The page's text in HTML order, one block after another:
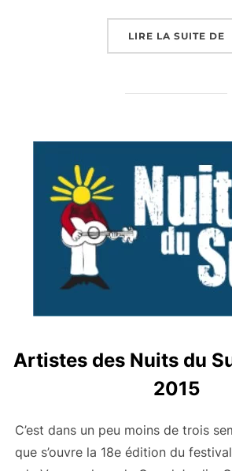
LIRE LA SUITE DE«
Artistes des Nuits du
2015
C’est dans un peu moins de trois
que s’ouvre la 18e édition du